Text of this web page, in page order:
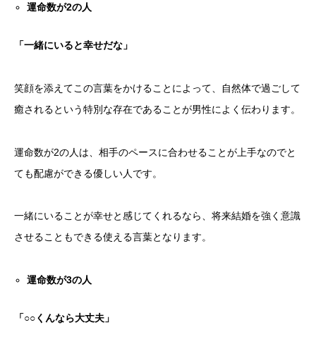
運命数が2の人
「一緒にいると幸せだな」
笑顔を添えてこの言葉をかけることによって、自然体で過ごして
癒されるという特別な存在であることが男性によく伝わります。
運命数が2の人は、相手のペースに合わせることが上手なのでと
ても配慮ができる優しい人です。
一緒にいることが幸せと感じてくれるなら、将来結婚を強く意識
させることもできる使える言葉となります。
運命数が3の人
「○○くんなら大丈夫」